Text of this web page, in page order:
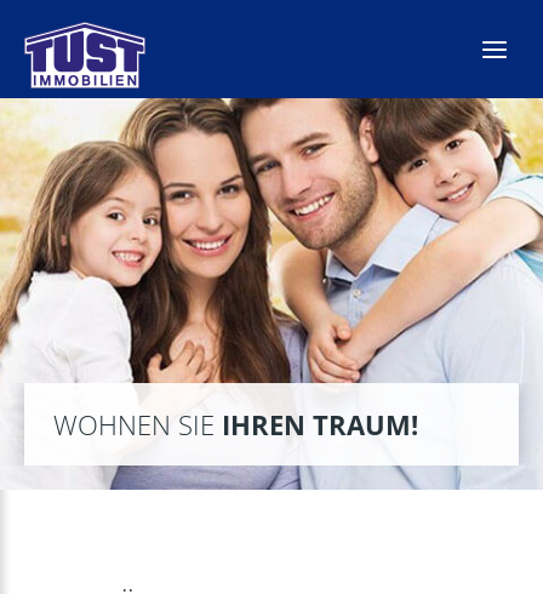
Inhalt
springen
WOHNEN SIE IHREN TRAUM!